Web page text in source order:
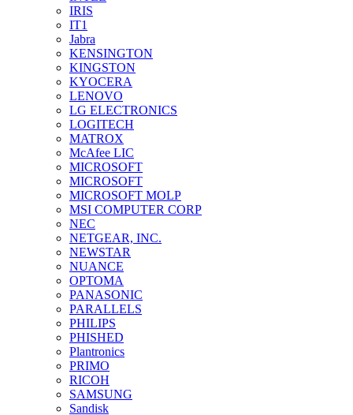
IRIS
IT1
Jabra
KENSINGTON
KINGSTON
KYOCERA
LENOVO
LG ELECTRONICS
LOGITECH
MATROX
McAfee LIC
MICROSOFT
MICROSOFT
MICROSOFT MOLP
MSI COMPUTER CORP
NEC
NETGEAR, INC.
NEWSTAR
NUANCE
OPTOMA
PANASONIC
PARALLELS
PHILIPS
PHISHED
Plantronics
PRIMO
RICOH
SAMSUNG
Sandisk